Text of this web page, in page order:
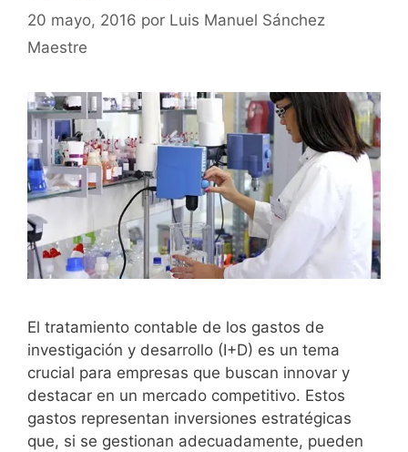
20 mayo, 2016 por Luis Manuel Sánchez
Maestre
El tratamiento contable de los gastos de
investigación y desarrollo (I+D) es un tema
crucial para empresas que buscan innovar y
destacar en un mercado competitivo. Estos
gastos representan inversiones estratégicas
que, si se gestionan adecuadamente, pueden